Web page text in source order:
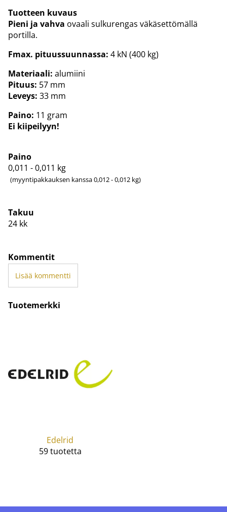
Tuotteen kuvaus
Pieni ja vahva ovaali sulkurengas väkäsettömällä
portilla.
Fmax. pituussuunnassa: 4 kN (400 kg)
Materiaali: alumiini
Pituus: 57 mm
Leveys: 33 mm
Paino: 11 gram
Ei kiipeilyyn!
Paino
0,011 - 0,011 kg
(myyntipakkauksen kanssa 0,012 - 0,012 kg)
Takuu
24 kk
Kommentit
Lisää kommentti
Tuotemerkki
Edelrid
59 tuotetta